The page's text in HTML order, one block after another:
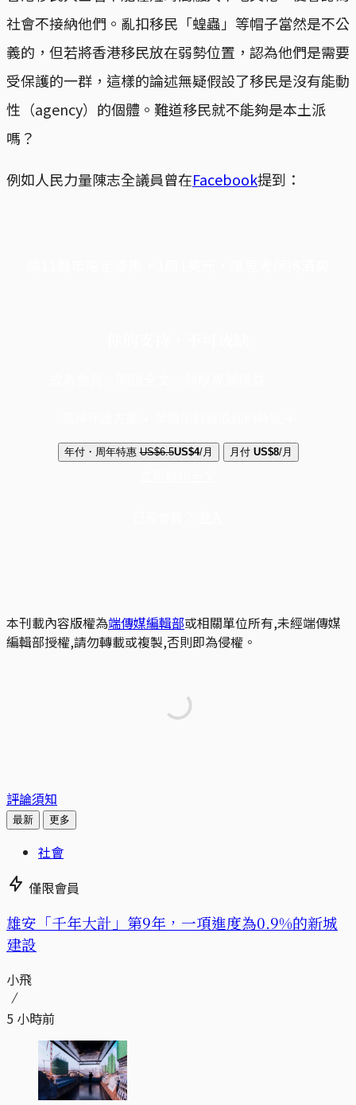
社會不接納他們。亂扣移民「蝗蟲」等帽子當然是不公
義的，但若將香港移民放在弱勢位置，認為他們是需要
受保護的一群，這樣的論述無疑假設了移民是沒有能動
性（agency）的個體。難道移民就不能夠是本土派
嗎？
例如人民力量陳志全議員曾在Facebook提到：
年付・周年特惠 US$6.5US$4/月 月付 US$8/月
本刊載內容版權為端傳媒編輯部或相關單位所有,未經端傳媒
編輯部授權,請勿轉載或複製,否則即為侵權。
評論須知
最新 更多
社會
僅限會員
​​雄安「千年大計」第9年，一項進度為0.9%的新城
建設
小飛
5 小時前